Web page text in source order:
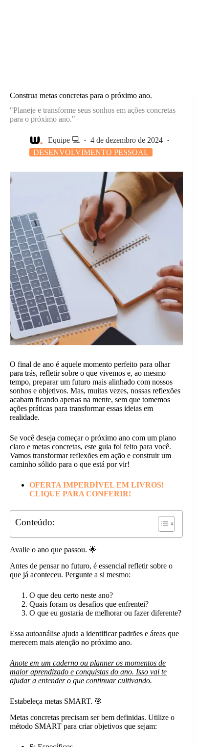
Construa metas concretas para o próximo ano.
"Planeje e transforme seus sonhos em ações concretas
para o próximo ano."
Equipe 💻
4 de dezembro de 2024
DESENVOLVIMENTO PESSOAL
O final de ano é aquele momento perfeito para olhar
para trás, refletir sobre o que vivemos e, ao mesmo
tempo, preparar um futuro mais alinhado com nossos
sonhos e objetivos. Mas, muitas vezes, nossas reflexões
acabam ficando apenas na mente, sem que tomemos
ações práticas para transformar essas ideias em
realidade.
Se você deseja começar o próximo ano com um plano
claro e metas concretas, este guia foi feito para você.
Vamos transformar reflexões em ação e construir um
caminho sólido para o que está por vir!
OFERTA IMPERDÍVEL EM LIVROS!
CLIQUE PARA CONFERIR!
Conteúdo:
Avalie o ano que passou. 🌟
Antes de pensar no futuro, é essencial refletir sobre o
que já aconteceu. Pergunte a si mesmo:
O que deu certo neste ano?
Quais foram os desafios que enfrentei?
O que eu gostaria de melhorar ou fazer diferente?
Essa autoanálise ajuda a identificar padrões e áreas que
merecem mais atenção no próximo ano.
Anote em um caderno ou planner os momentos de
maior aprendizado e conquistas do ano. Isso vai te
ajudar a entender o que continuar cultivando.
Estabeleça metas SMART. 🎯
Metas concretas precisam ser bem definidas. Utilize o
método SMART para criar objetivos que sejam: